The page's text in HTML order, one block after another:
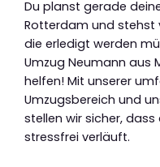
Du planst gerade
Rotterdam und stehst
die erledigt werden
Umzug Neumann aus
helfen! Mit unserer
Umzugsbereich und
stellen wir sicher,
stressfrei verläuft.